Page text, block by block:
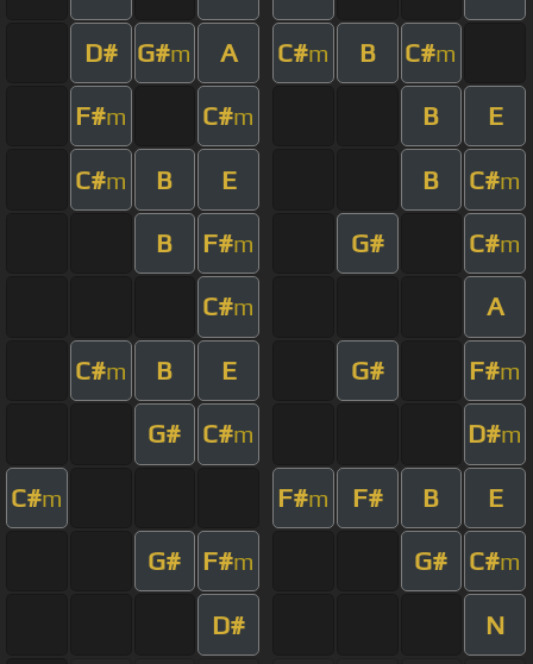
D# G#m A C#m B C#m
F#m C#m B E
C#m B E B C#m
B F#m G# C#m
C#m A
C#m B E G# F#m
G# C#m D#m
C#m F#m F# B E
G# F#m G# C#m
D# N